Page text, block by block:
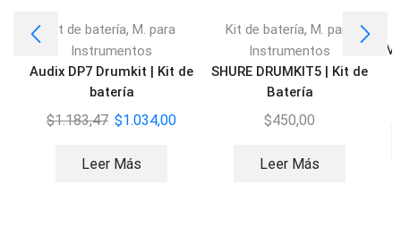
Kit de batería, M. para
Instrumentos
Audix DP7 Drumkit | Kit de
batería
$1.183,47 $1.034,00
Leer Más
Kit de batería, M. para
Instrumentos
SHURE DRUMKIT5 | Kit de
Batería
$450,00
Leer Más